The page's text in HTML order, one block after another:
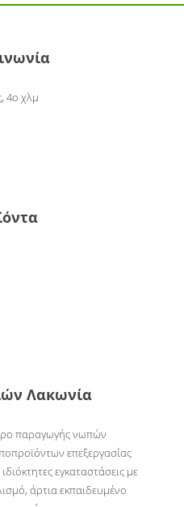
4ο χλμ
Λακωνία
παραγωγής νωπών
επεξεργασίας
εγκαταστάσεις με
άρτια εκπαιδευμένο